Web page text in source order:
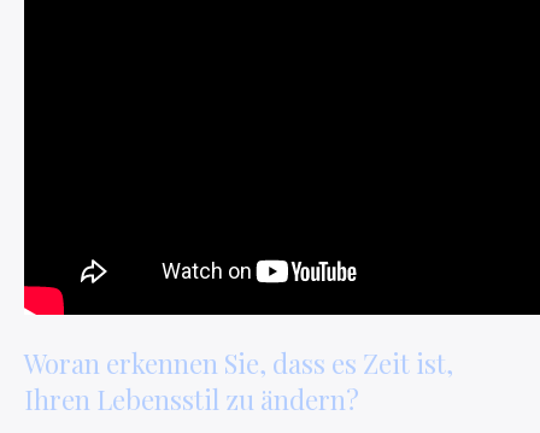
Woran erkennen Sie, dass es Zeit ist,
Ihren Lebensstil zu ändern?